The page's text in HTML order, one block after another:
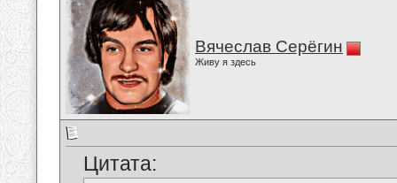
Вячеслав Серёгин
Живу я здесь
Цитата: